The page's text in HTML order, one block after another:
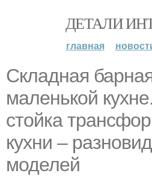
ДЕТАЛИ
главная
Складная
маленькой
стойка
кухни –
моделей